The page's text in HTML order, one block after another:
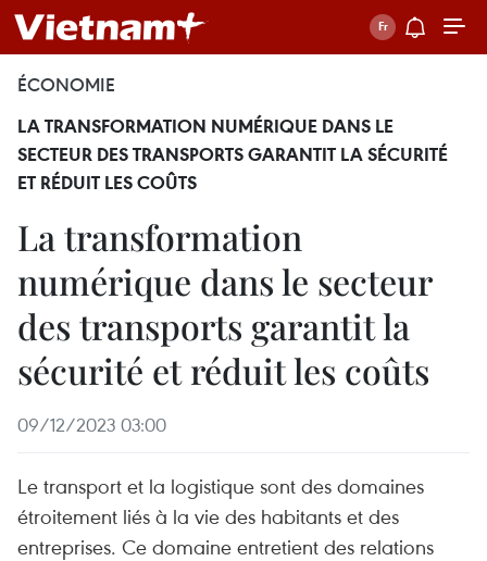
ÉCONOMIE
LA TRANSFORMATION NUMÉRIQUE DANS LE
SECTEUR DES TRANSPORTS GARANTIT LA SÉCURITÉ
ET RÉDUIT LES COÛTS
La transformation
numérique dans le secteur
des transports garantit la
sécurité et réduit les coûts
09/12/2023 03:00
Le transport et la logistique sont des domaines
étroitement liés à la vie des habitants et des
entreprises. Ce domaine entretient des relations